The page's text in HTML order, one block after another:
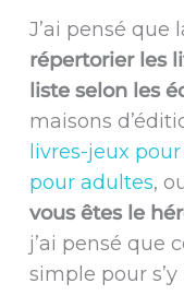
J’ai pensé que
répertorier les
liste selon les
maisons
livres-jeux
pour adultes,
vous êtes le
j’ai pensé que
simple pour